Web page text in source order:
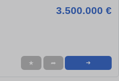
3.500.000 €
★ ➦ ➜